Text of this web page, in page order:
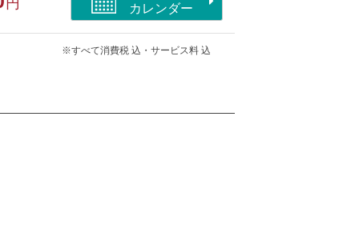
カレンダー
※すべて消費税 込・サービス料 込